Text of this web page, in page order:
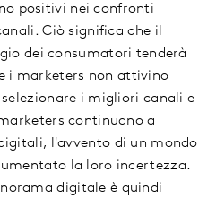
positivi nei confronti
Ciò significa che il
dei consumatori tenderà
i marketers non attivino
i migliori canali e
continuano a
l'avvento di un mondo
la loro incertezza.
digitale è quindi